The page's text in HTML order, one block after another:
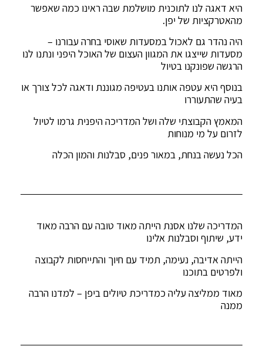
היא דאגה לנו לתוכנית מושלמת שבה ראינו כמה שאפשר
מהאטרקציות של יפן.
היה נהדר גם לאכול במסעדות שאוסי בחרה עבורנו –
מסעדות שייצגו את המגוון העצום של האוכל היפני ונתנו לנו
הרגשה שפונקנו בטיול
בנוסף היא עטפה אותנו בעטיפה מגוננת ודאגה לכל צורך או
בעיה שהתעוררו
המאמץ הקבוצתי שלה ושל המדריכה היפנית גרמו לטיול
לזרום על מי מנוחות
הכל נעשה בנחת, במאור פנים, סבלנות והמון הכלה
המדריכה שלנו אסנת הייתה מאוד טובה עם הרבה מאוד
ידע, שיתוף וסבלנות אלינו
הייתה אדיבה, נעימה, תמיד עם חיוך והתייחסות לקבוצה
ולפרטים בתוכנו
מאוד ממליצה עליה כמדריכת טיולים ביפן – למדנו הרבה
ממנה